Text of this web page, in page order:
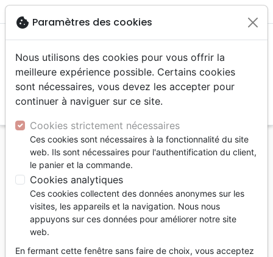
menu
Accueil Livres Famille, couple
Education
Maman et sereine - conseils et astuces pour le
rester (ou le devenir)
Maman et sereine
conseils et astuces pour le rester (ou le
devenir)
cookie Paramètres des cookies
Nous utilisons des cookies pour vous offrir la
meilleure expérience possible. Certains cookies
sont nécessaires, vous devez les accepter pour
continuer à naviguer sur ce site.
Cookies strictement nécessaires
Ces cookies sont nécessaires à la fonctionnalité du site
web. Ils sont nécessaires pour l'authentification du client,
le panier et la commande.
Cookies analytiques
Ces cookies collectent des données anonymes sur les
visites, les appareils et la navigation. Nous nous
appuyons sur ces données pour améliorer notre site
web.
En fermant cette fenêtre sans faire de choix, vous acceptez